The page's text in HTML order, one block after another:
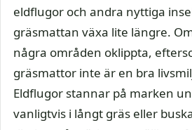
eldflugor och andra nyttiga
gräsmattan växa lite längre.
några områden oklippta,
gräsmattor inte är en bra
Eldflugor stannar på marken
vanligtvis i långt gräs eller